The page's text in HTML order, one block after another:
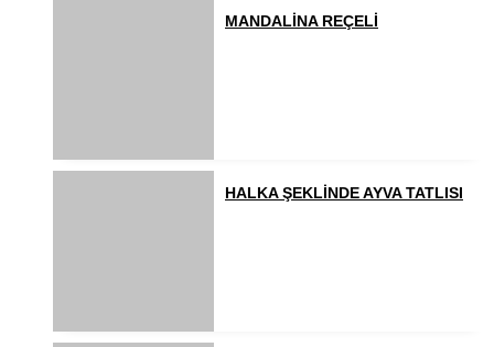
MANDALİNA REÇELİ
HALKA ŞEKLİNDE AYVA TATLISI